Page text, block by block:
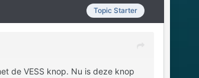
Topic Starter
de VESS knop. Nu is deze knop